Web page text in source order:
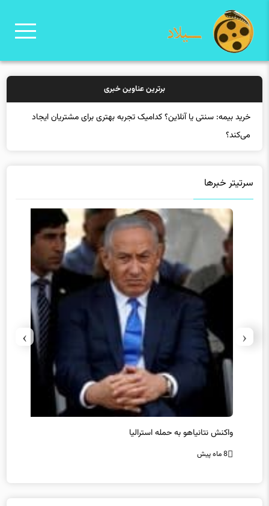
برترین عناوین خبری
خرید بیمه: سنتی یا آنلاین؟ کدامیک تجربه بهتری برای مشتریان ایجاد
می‌کند؟
سرتیتر خبرها
واکنش نتانیاهو به حمله استرالیا
8 ماه پیش
‹
›